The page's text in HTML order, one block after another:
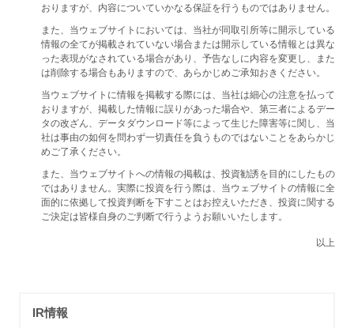
おりますが、内容についていかなる保証を行うものではありません。
また、当ウェブサイトにおいては、当社が同取引所等に開示している
情報の全てが掲載されていない場合または開示している情報とは異な
った表現がなされている場合があり、予告なしに内容を変更し、また
は削除する場合もありますので、あらかじめご承知おきください。
当ウェブサイトに情報を掲載する際には、当社は細心の注意を払って
おりますが、掲載した情報に誤りがあった場合や、第三者によるデー
タの改ざん、データダウンロード等によって生じた障害等に関し、当
社は事由の如何を問わず一切責任を負うものではないことをあらかじ
めご了承ください。
また、当ウェブサイトへの情報の掲載は、投資勧誘を目的にしたもの
ではありません。実際に投資を行う際は、当ウェブサイトの情報に全
面的に依拠して投資判断を下すことはお控えいただき、投資に関する
ご決定は皆様自身のご判断で行うようお願いいたします。
以上
IR情報